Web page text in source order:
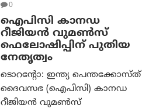
0
ഐപിസി കാനഡ
റീജിയൻ വുമൺസ്
ഫെലോഷിപ്പിന് പുതിയ
നേതൃത്വം
ടൊറന്റോ: ഇന്ത്യ പെന്തക്കോസ്ത്
ദൈവസഭ (ഐപിസി) കാനഡ
റീജിയൻ വുമൺസ്